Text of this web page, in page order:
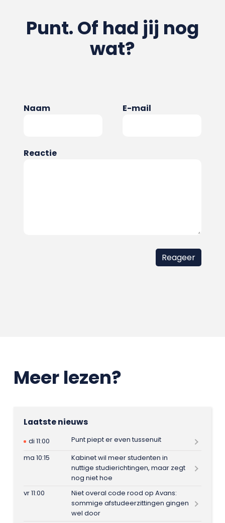
Punt. Of had jij nog
wat?
Naam E-mail
Reactie
Meer lezen?
Laatste nieuws
di 11:00
Punt piept er even tussenuit
ma 10:15
Kabinet wil meer studenten in
nuttige studierichtingen, maar zegt
nog niet hoe
vr 11:00
Niet overal code rood op Avans:
sommige afstudeerzittingen gingen
wel door